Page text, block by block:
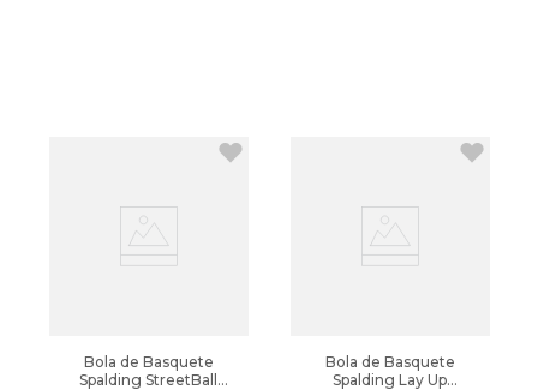
Bola de Basquete
Spalding StreetBall
Bola de Basquete
Spalding Lay Up